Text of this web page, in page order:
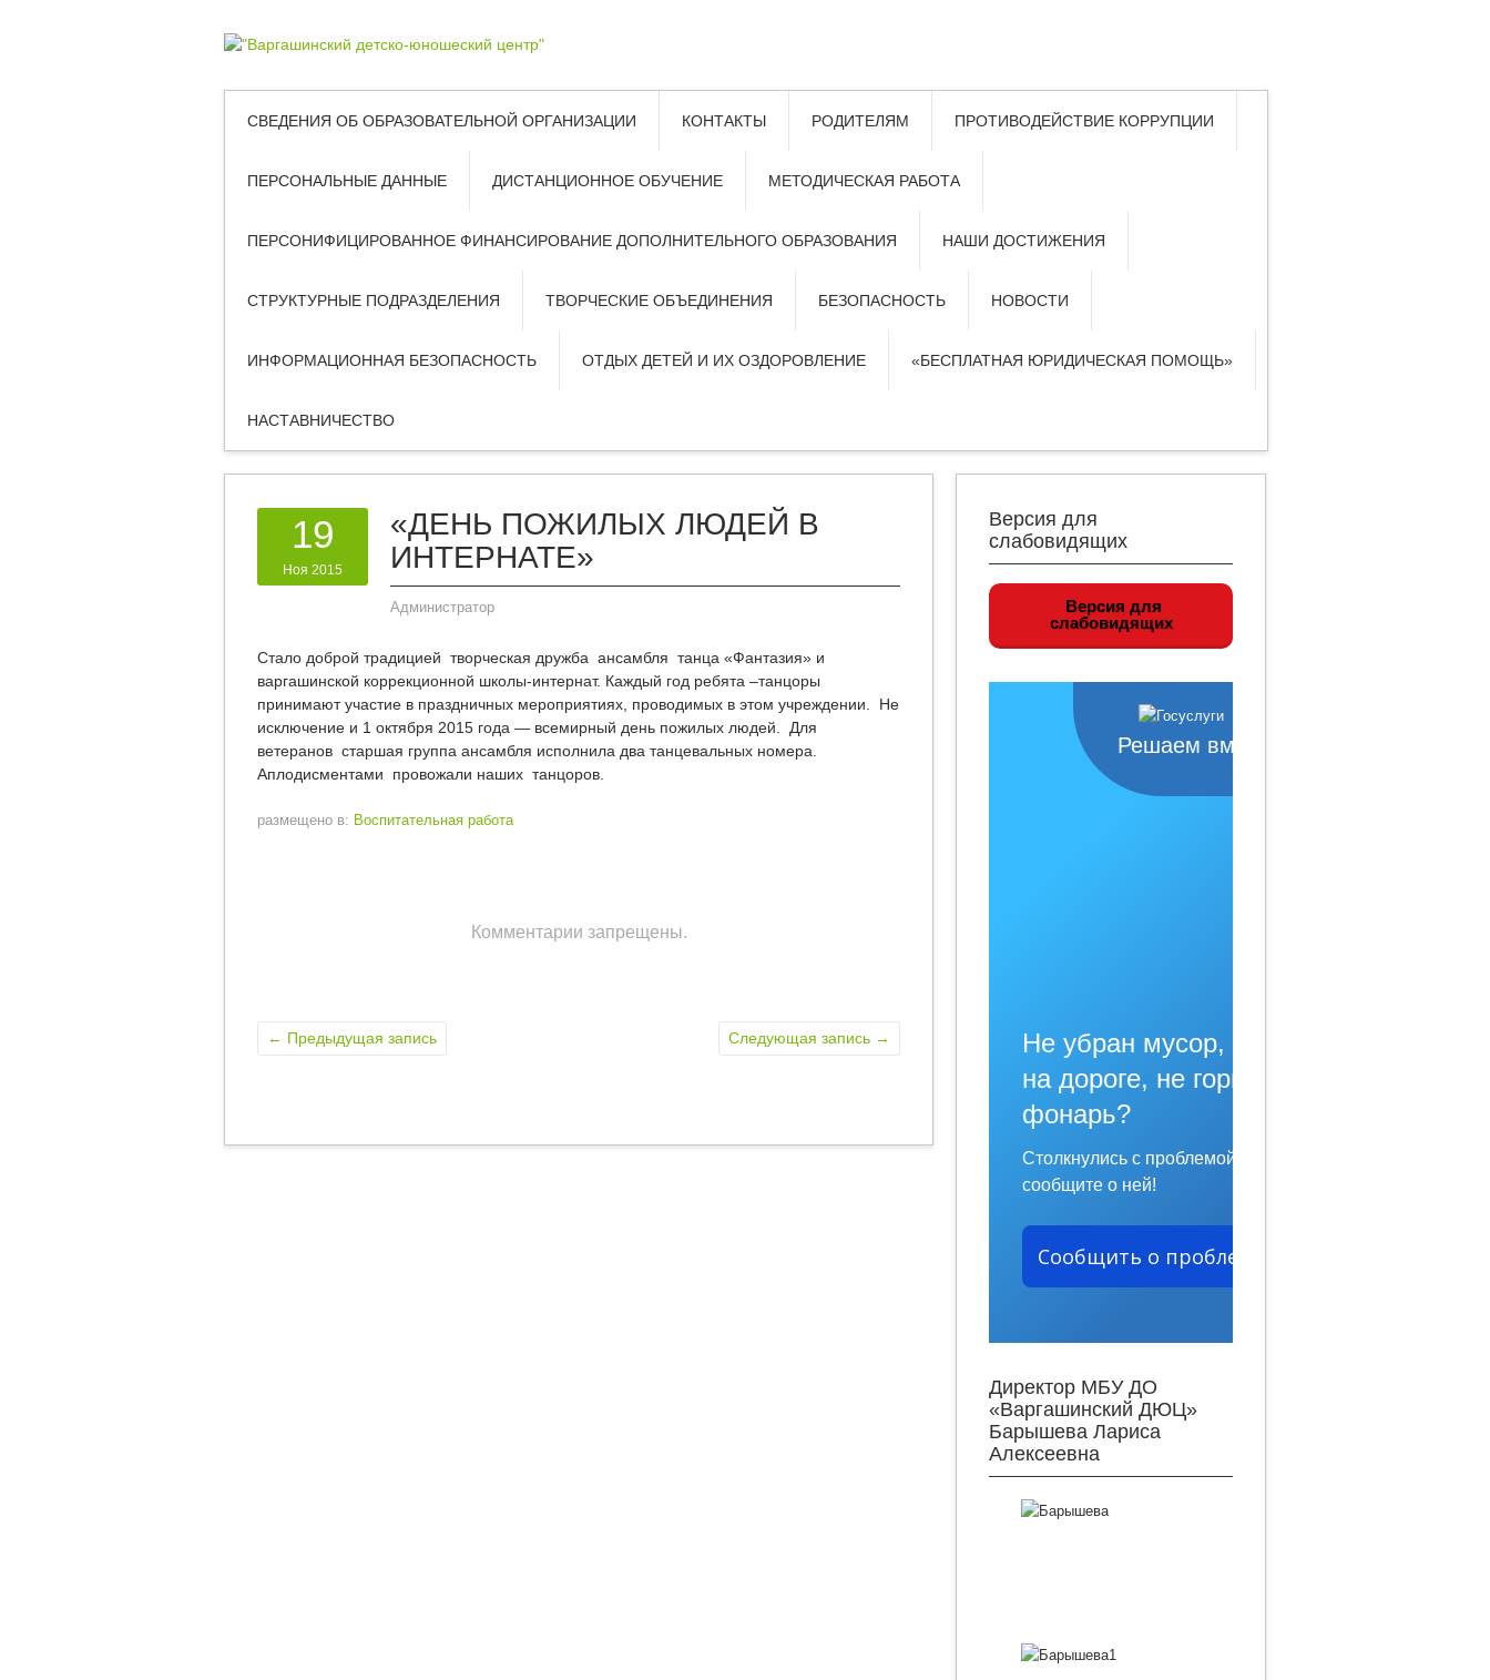
СВЕДЕНИЯ ОБ ОБРАЗОВАТЕЛЬНОЙ ОРГАНИЗАЦИИ КОНТАКТЫ РОДИТЕЛЯМ ПРОТИВОДЕЙСТВИЕ КОРРУПЦИИ
ПЕРСОНАЛЬНЫЕ ДАННЫЕ ДИСТАНЦИОННОЕ ОБУЧЕНИЕ МЕТОДИЧЕСКАЯ РАБОТА
ПЕРСОНИФИЦИРОВАННОЕ ФИНАНСИРОВАНИЕ ДОПОЛНИТЕЛЬНОГО ОБРАЗОВАНИЯ НАШИ ДОСТИЖЕНИЯ
СТРУКТУРНЫЕ ПОДРАЗДЕЛЕНИЯ ТВОРЧЕСКИЕ ОБЪЕДИНЕНИЯ БЕЗОПАСНОСТЬ НОВОСТИ
ИНФОРМАЦИОННАЯ БЕЗОПАСНОСТЬ ОТДЫХ ДЕТЕЙ И ИХ ОЗДОРОВЛЕНИЕ «БЕСПЛАТНАЯ ЮРИДИЧЕСКАЯ ПОМОЩЬ»
НАСТАВНИЧЕСТВО
19
Ноя 2015
«ДЕНЬ ПОЖИЛЫХ ЛЮДЕЙ В
ИНТЕРНАТЕ»
Администратор
Стало доброй традицией творческая дружба ансамбля танца «Фантазия» и
варгашинской коррекционной школы-интернат. Каждый год ребята –танцоры
принимают участие в праздничных мероприятиях, проводимых в этом учреждении. Не
исключение и 1 октября 2015 года — всемирный день пожилых людей. Для
ветеранов старшая группа ансамбля исполнила два танцевальных номера.
Аплодисментами провожали наших танцоров.
размещено в: Воспитательная работа
Комментарии запрещены.
← Предыдущая запись Следующая запись →
Версия для
слабовидящих
Версия для
слабовидящих
Решаем вместе
Не убран мусор, яма
на дороге, не горит
фонарь?
Столкнулись с проблемой —
сообщите о ней!
Сообщить о проблеме
Директор МБУ ДО
«Варгашинский ДЮЦ»
Барышева Лариса
Алексеевна